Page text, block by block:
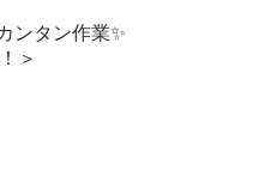
ンタン作業✨
＞